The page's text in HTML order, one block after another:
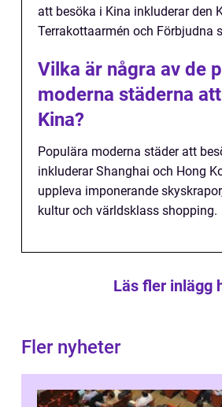
att besöka i Kina inkluderar den
Terrakottaarmén och Förbjudna
Vilka är några av de
moderna städerna
Kina?
Populära moderna städer att
inkluderar Shanghai och Hong
uppleva imponerande
kultur och världsklass shopping.
Läs fler inlägg
Fler nyheter